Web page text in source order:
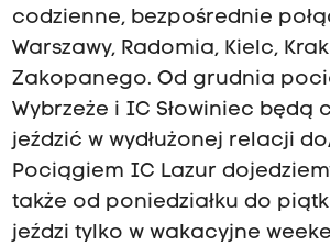
codzienne, bezpośrednie
Warszawy, Radomia, Kielc,
Zakopanego. Od grudnia
Wybrzeże i IC Słowiniec będą
jeździć w wydłużonej relacji
Pociągiem IC Lazur
także od poniedziałku do
jeździ tylko w wakacyjne